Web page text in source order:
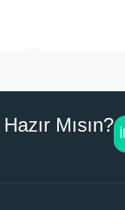
Mısın?